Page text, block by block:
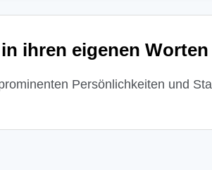
ihren eigenen Worten
Persönlichkeiten und